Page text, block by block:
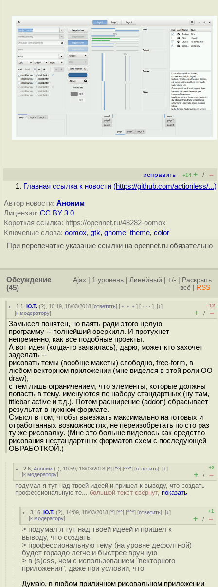
исправить +14 + / –
Главная ссылка к новости (https://github.com/actionless/...)
Автор новости: Аноним
Лицензия: CC BY 3.0
Короткая ссылка: https://opennet.ru/48282-oomox
Ключевые слова: oomox, gtk, gnome, theme, color
При перепечатке указание ссылки на opennet.ru обязательно
Обсуждение
(45)
Ajax 1 уровень Линейный +/-
Раскрыть
всё
RSS
1.1 ,Ю.Т. (?), 10:19, 18/03/2018 [ответить] [ ﹢﹢﹢] [ · · ·][↓]
[к модератору]
–12
+ / –
Замысел понятен, но ваять ради этого целую
программу -- полнейший оверкилл. И протухнет
непременно, как все подобные проекты.
А вот идея (когда-то заявилась), дарю, может кто захочет
заделать --
рисовать темы (вообще макеты) свободно, free-form, в
любом векторном приложении (мне виделся в этой роли OO
draw),
с тем лишь ограничением, что элементы, которые должны
попасть в тему, именуются по набору стандартных (ну там,
titlebar active и т.д.). Потом расширение (addon) сбрасывает
результат в нужном формате.
Смысл в том, чтобы выезжать максимально на готовых и
отработанных возможностях, не переизобретать по сто раз
ту же рисовалку. (Мне это больше виделось как средство
рисования нестандартных форматов схем с последующей
ОБРАБОТКОЙ.)
2.6 ,Аноним (-), 10:59, 18/03/2018 [^] [^^] [^^^] [ответить][↓]
[к модератору]
+2
+ / –
подумал я тут над твоей идеей и пришел к выводу, что создать
профессиональную те... большой текст свёрнут, показать
3.16 ,Ю.Т. (?), 14:09, 18/03/2018 [^] [^^] [^^^] [ответить][↓]
[к модератору]
+1
+ / –
> подумал я тут над твоей идеей и пришел к
выводу, что создать
> профессиональную тему (на уровне дефолтной)
будет гораздо легче и быстрее вручную
> в (s)css, чем с использованием "векторного
приложения", даже при условии, что
Думаю, в любом приличном рисовальном приложении